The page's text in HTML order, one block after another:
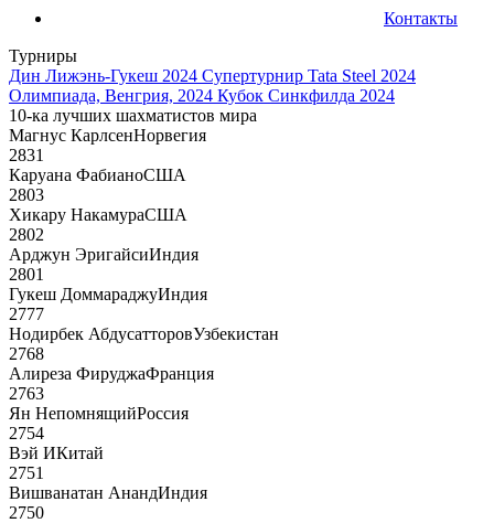
Контакты
Турниры
Дин Лижэнь-Гукеш 2024 Супертурнир Tata Steel 2024
Олимпиада, Венгрия, 2024 Кубок Синкфилда 2024
10-ка лучших шахматистов мира
Магнус КарлсенНорвегия
2831
Каруана ФабианоСША
2803
Хикару НакамураСША
2802
Арджун ЭригайсиИндия
2801
Гукеш ДоммараджуИндия
2777
Нодирбек АбдусатторовУзбекистан
2768
Алиреза ФируджаФранция
2763
Ян НепомнящийРоссия
2754
Вэй ИКитай
2751
Вишванатан АнандИндия
2750